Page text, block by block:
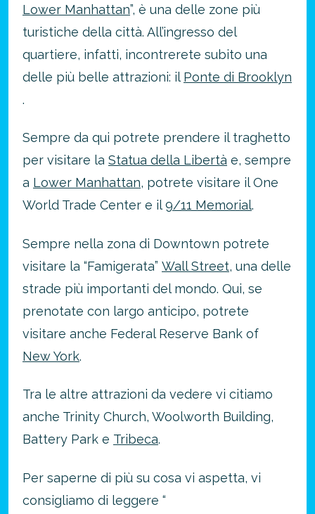
Lower Manhattan”, è una delle zone più
turistiche della città. All’ingresso del
quartiere, infatti, incontrerete subito una
delle più belle attrazioni: il Ponte di Brooklyn
.
Sempre da qui potrete prendere il traghetto
per visitare la Statua della Libertà e, sempre
a Lower Manhattan, potrete visitare il One
World Trade Center e il9/11 Memorial.
Sempre nella zona di Downtown potrete
visitare la “Famigerata” Wall Street, una delle
strade più importanti del mondo. Qui, se
prenotate con largo anticipo, potrete
visitare anche Federal Reserve Bank of
New York.
Tra le altre attrazioni da vedere vi citiamo
anche Trinity Church, Woolworth Building,
Battery Park e Tribeca.
Per saperne di più su cosa vi aspetta, vi
consigliamo di leggere “